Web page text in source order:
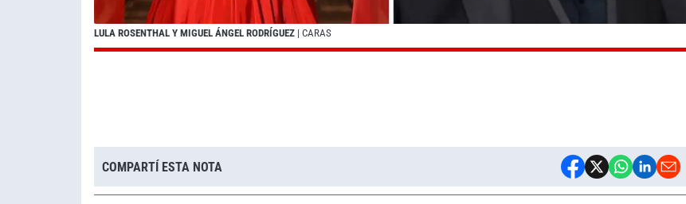
LULA ROSENTHAL Y MIGUEL ÁNGEL RODRÍGUEZ | CARAS
COMPARTÍ ESTA NOTA